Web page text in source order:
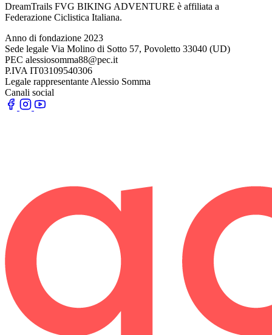
DreamTrails FVG BIKING ADVENTURE è affiliata a
Federazione Ciclistica Italiana.
Anno di fondazione 2023
Sede legale Via Molino di Sotto 57, Povoletto 33040 (UD)
PEC alessiosomma88@pec.it
P.IVA IT03109540306
Legale rappresentante Alessio Somma
Canali social